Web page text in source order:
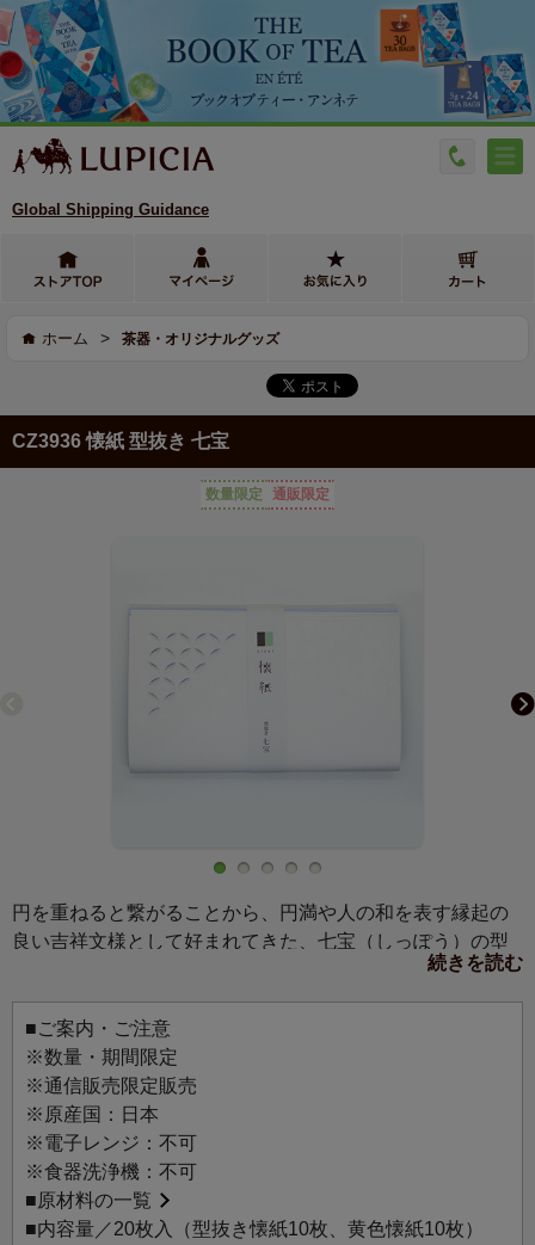
Global Shipping Guidance
ホーム > 茶器・オリジナルグッズ
CZ3936 懐紙 型抜き 七宝
数量限定 通販限定
円を重ねると繋がることから、円満や人の和を表す縁起の
良い吉祥文様として好まれてきた、七宝（しっぽう）の型
抜き懐紙と黄色懐紙のセット。一枚ずつでも使えますが、
黄色懐紙と型抜き懐紙を重ねて使うと、七宝文様が引き立
ちます。
懐紙とは、字の通り「懐に入れて携帯する紙」です。着物
がまだ一般的な普段着だった頃までは、常に懐に入れて持
ち歩き、 現代でいうところのティッシュペーパーやハンカ
チ、メモ用紙など、様々な役目を持った、生活になくては
ならない便利なものでした。現在では、茶道や和食で使う
伝統的なもの、といったイメージを持つ方も多いですが、
続きを読む
■ご案内・ご注意
※数量・期間限定
※通信販売限定販売
※原産国：日本
※電子レンジ：不可
※食器洗浄機：不可
■原材料の一覧
■内容量／20枚入（型抜き懐紙10枚、黄色懐紙10枚）